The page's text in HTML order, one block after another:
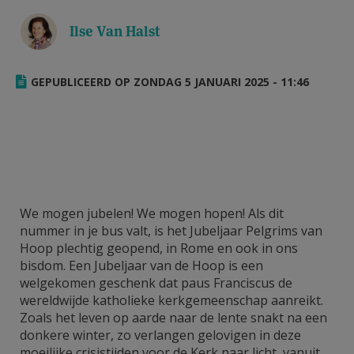
AANMELDEN OF REGISTREREN
Ilse Van Halst
GEPUBLICEERD OP ZONDAG 5 JANUARI 2025 - 11:46
We mogen jubelen! We mogen hopen! Als dit
nummer in je bus valt, is het Jubeljaar Pelgrims van
Hoop plechtig geopend, in Rome en ook in ons
bisdom. Een Jubeljaar van de Hoop is een
welgekomen geschenk dat paus Franciscus de
wereldwijde katholieke kerkgemeenschap aanreikt.
Zoals het leven op aarde naar de lente snakt na een
donkere winter, zo verlangen gelovigen in deze